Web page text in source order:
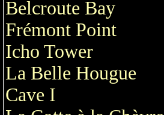
Belcroute Bay
Frémont Point
Icho Tower
La Belle Hougue
Cave I